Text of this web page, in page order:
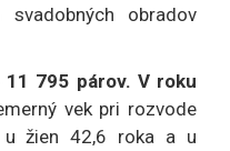
obradov
795 párov. V roku
vek pri rozvode
u žien 42,6 roka a u